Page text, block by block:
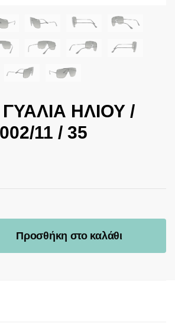
ΓΥΑΛΙΑ ΗΛΙΟΥ /
11 / 35
Προσθήκη στο καλάθι